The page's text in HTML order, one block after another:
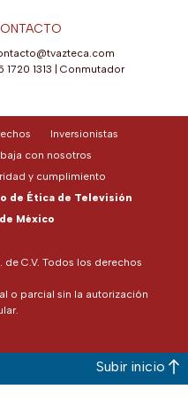
1720 1313
Conmutador
de C.V. Todos los derechos
o parcial sin la autorización
Inversionistas
con nosotros
y cumplimiento
de Ética de Televisión
México
Subir inicio